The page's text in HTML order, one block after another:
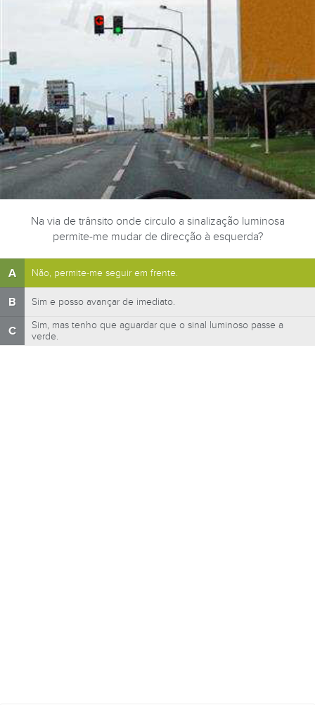
Na via de trânsito onde circulo a sinalização luminosa
permite-me mudar de direcção à esquerda?
A Não, permite-me seguir em frente.
B Sim e posso avançar de imediato.
C
Sim, mas tenho que aguardar que o sinal luminoso passe a
verde.